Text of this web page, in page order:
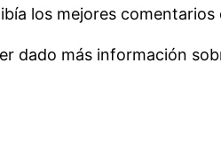
los mejores comentarios
dado más información